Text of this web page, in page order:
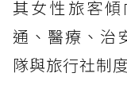
其女性旅客
通、醫療、治
隊與旅行社制